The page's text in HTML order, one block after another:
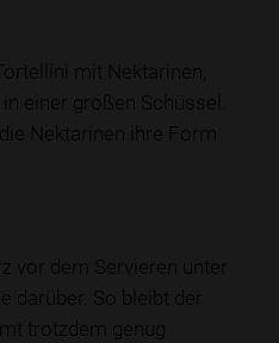
mit Nektarinen,
einer großen Schüssel.
Nektarinen ihre Form
vor dem Servieren unter
darüber. So bleibt der
trotzdem genug